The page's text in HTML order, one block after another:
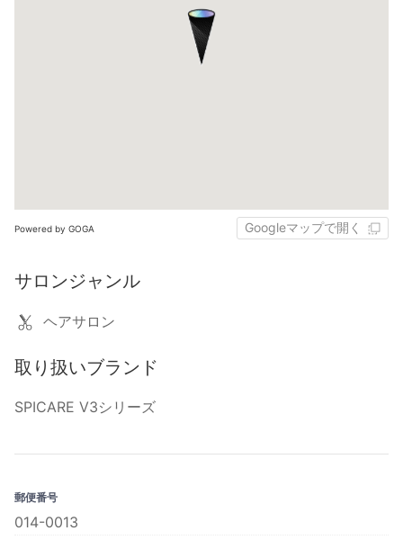
Powered by GOGA Googleマップで開く
サロンジャンル
ヘアサロン
取り扱いブランド
SPICARE V3シリーズ
郵便番号
014-0013